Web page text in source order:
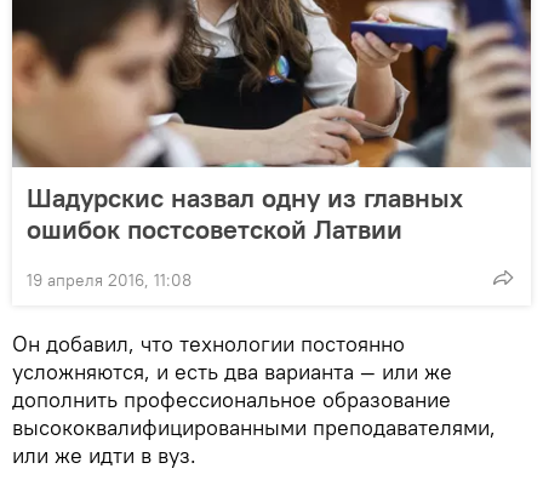
Шадурскис назвал одну из главных
ошибок постсоветской Латвии
19 апреля 2016, 11:08
Он добавил, что технологии постоянно
усложняются, и есть два варианта — или же
дополнить профессиональное образование
высококвалифицированными преподавателями,
или же идти в вуз.